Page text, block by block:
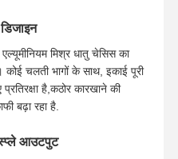
मिश्र धातु चेसिस का
चलती भागों के साथ, इकाई पूरी
है,कठोर कारखाने की
बढ़ा रहा है.
आउटपुट